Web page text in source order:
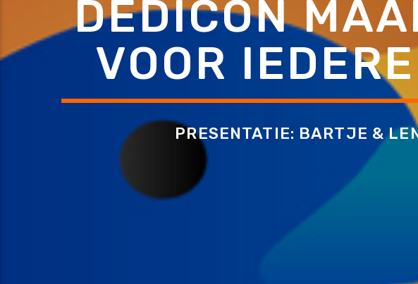
DEDICON
VOOR
PRESENTATIE: BARTJE &